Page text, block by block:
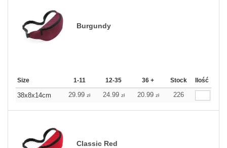
Burgundy
Size 1-11 12-35 36 + Stock Ilość
38x8x14cm 29.99 zł 24.99 zł 20.99 zł 226
Classic Red